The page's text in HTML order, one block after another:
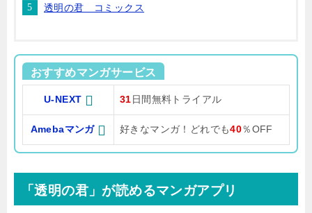
透明の君 コミックス
おすすめマンガサービス
U-NEXT 31 日間無料トライアル
Amebaマンガ 好きなマンガ！どれでも40％OFF
「透明の君」が読めるマンガアプリ